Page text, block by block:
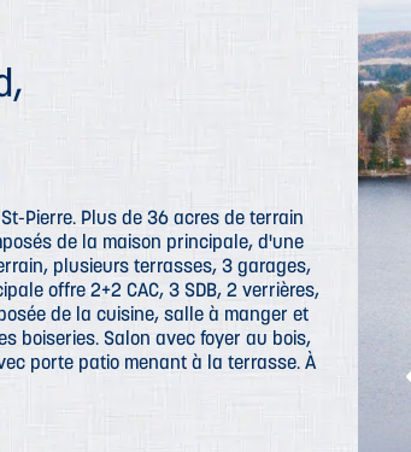
Pierre. Plus de 36 acres de terrain
de la maison principale, d'une
plusieurs terrasses, 3 garages,
offre 2+2 CAC, 3 SDB, 2 verrières,
de la cuisine, salle à manger et
boiseries. Salon avec foyer au bois,
porte patio menant à la terrasse. À